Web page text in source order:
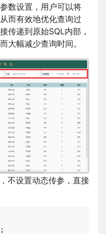
数设置，用户可以将
而有效地优化查询过
传递到原始SQL内部，
大幅减少查询时间。
不设置动态传参，直接